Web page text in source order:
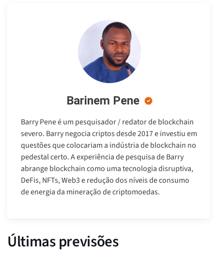
Barinem Pene
Barry Pene é um pesquisador / redator de blockchain
severo. Barry negocia criptos desde 2017 e investiu em
questões que colocariam a indústria de blockchain no
pedestal certo. A experiência de pesquisa de Barry
abrange blockchain como uma tecnologia disruptiva,
DeFis, NFTs, Web3 e redução dos níveis de consumo
de energia da mineração de criptomoedas.
Últimas previsões